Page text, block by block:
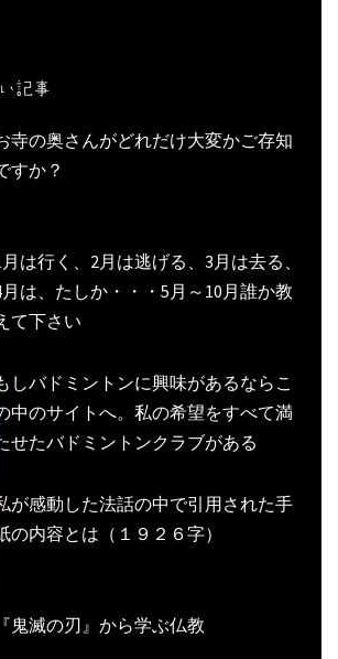
記事
寺の奥さんがどれだけ大変かご存知
すか？
月は行く、2月は逃げる、3月は去る、
月は、たしか・・・5月～10月誰か教
て下さい
しバドミントンに興味があるならこ
中のサイトへ。私の希望をすべて満
せたバドミントンクラブがある
が感動した法話の中で引用された手
の内容とは（１９２６字）
『鬼滅の刃』から学ぶ仏教